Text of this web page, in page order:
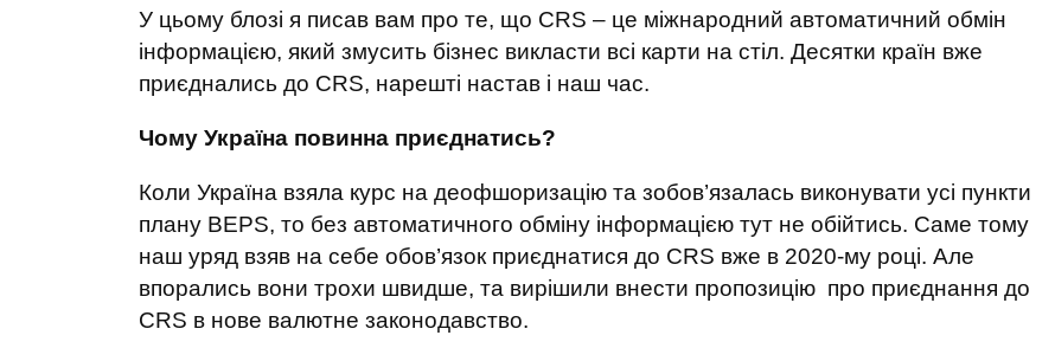
У цьому блозі я писав вам про те, що CRS – це міжнародний автоматичний обмін
інформацією, який змусить бізнес викласти всі карти на стіл. Десятки країн вже
приєднались до CRS, нарешті настав і наш час.
Чому Україна повинна приєднатись?
Коли Україна взяла курс на деофшоризацію та зобов’язалась виконувати усі пункти
плану BEPS, то без автоматичного обміну інформацією тут не обійтись. Саме тому
наш уряд взяв на себе обов’язок приєднатися до CRS вже в 2020-му році. Але
впорались вони трохи швидше, та вирішили внести пропозицію про приєднання до
CRS в нове валютне законодавство.